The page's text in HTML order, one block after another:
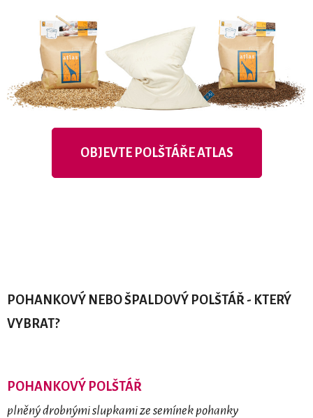
OBJEVTE POLŠTÁŘE ATLAS
POHANKOVÝ NEBO ŠPALDOVÝ POLŠTÁŘ - KTERÝ
VYBRAT?
POHANKOVÝ POLŠTÁŘ
plněný drobnými slupkami ze semínek pohanky